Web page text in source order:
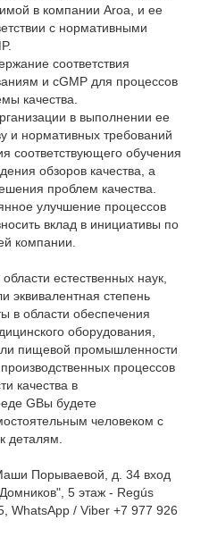
в компании Aroa, и ее
с нормативными
соответствия
и cGMP для процессов
качества.
в выполнении ее
и нормативных требований
соответствующего обучения
обзоров качества, а
проблем качества.
улучшение процессов
вклад в инициативы по
компании.
естественных наук,
эквивалентная степень
в области обеспечения
оборудования,
пищевой промышленности
процессов
качества в
GВы будете
человеком с
деталям.
Порываевой, д. 34 вход
5 этаж - Regús
WhatsApp / Viber +7 977 926